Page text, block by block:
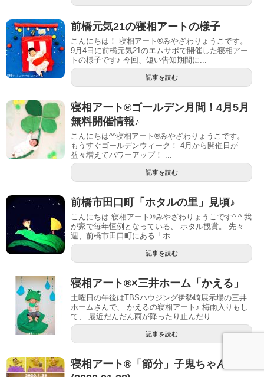
前橋元気21の寝相アートの様子
こんにちは！ 寝相アート®︎みやざわりょうこです。
9月4日に前橋元気21のエムサポで開催した寝相アー
トの様子です♪ 今回、短い告知期間に...
記事を読む
寝相アート®ゴールデン月間！4月5月
無料開催情報♪
こんにちは^^寝相アート®みやざわりょうこです。
もうすぐゴールデンウィーク！ 4月から開催日が
益々増えてパワーアップ！ ...
記事を読む
前橋市田口町「ホタルの里」見頃♪
こんにちは 寝相アート®︎みやざわりょうこです^ ^ 我
が家で毎年恒例となっている、 ホタル観賞。 先々
週、前橋市田口町にある「ホ...
記事を読む
寝相アート®︎×三井ホーム「かえる」
土曜日の午後はTBSハウジング伊勢崎展示場の三井
ホームさんで、 かえるの寝相アート♪ 梅雨入りもし
て、 最近だんだん雨が降ったり止んだり...
記事を読む
寝相アート®「節分」子鬼ちゃん